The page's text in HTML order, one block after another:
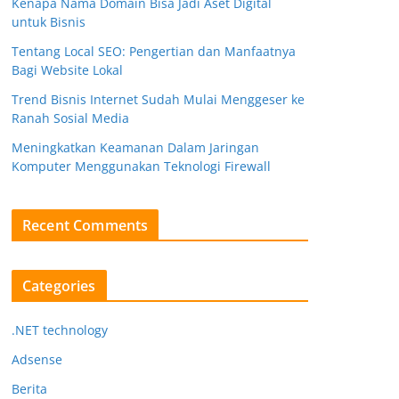
untuk Bisnis
Tentang Local SEO: Pengertian dan Manfaatnya
Bagi Website Lokal
Trend Bisnis Internet Sudah Mulai Menggeser ke
Ranah Sosial Media
Meningkatkan Keamanan Dalam Jaringan
Komputer Menggunakan Teknologi Firewall
Recent Comments
Categories
.NET technology
Adsense
Berita